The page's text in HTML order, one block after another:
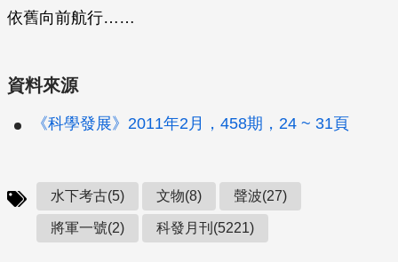
依舊向前航行……
資料來源
《科學發展》2011年2月，458期，24 ~ 31頁
水下考古(5) 文物(8) 聲波(27)
將軍一號(2) 科發月刊(5221)